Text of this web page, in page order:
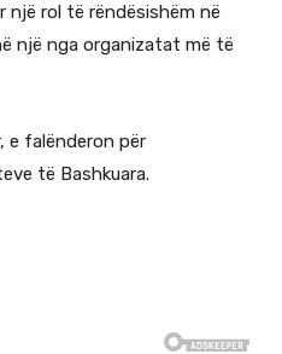
një rol të rëndësishëm në
një nga organizatat më të
e falënderon për
të Bashkuara.